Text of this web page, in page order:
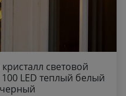
световой
LED теплый белый